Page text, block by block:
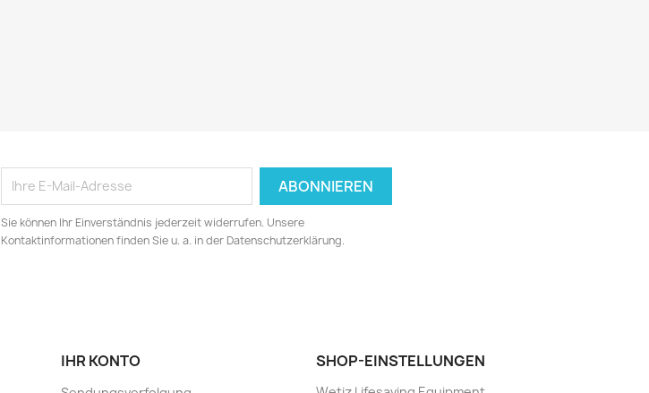
Sie können Ihr Einverständnis jederzeit widerrufen. Unsere
Kontaktinformationen finden Sie u. a. in der Datenschutzerklärung.
IHR KONTO SHOP-EINSTELLUNGEN